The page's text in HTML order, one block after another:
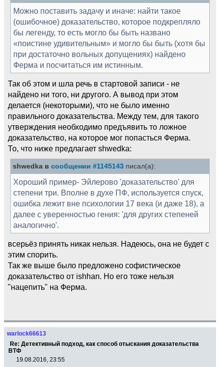
Можно поставить задачу и иначе: найти такое
(ошибочное) доказательство, которое подкрепляло
бы легенду, то есть могло бы быть названо
«поистине удивительным» и могло бы быть (хотя бы
при достаточно вольных допущениях) найдено
Ферма и посчитаться им истинным.
Так об этом и шла речь в стартовой записи - не
найдено ни того, ни другого. А вывод при этом
делается (некоторыми), что не было именно
правильного доказательства. Между тем, для такого
утверждения необходимо предъявить то ложное
доказательство, на которое мог попасться Ферма.
То, что ниже предлагает shwedka:
shwedka в сообщении #1145143 писал(а):
Хороший пример- Эйлерово 'доказательство' для
степени три. Вполне в духе ПФ, используется спуск,
ошибка лежит вне психологии 17 века (и даже 18), а
далее с уверенностью гения: 'для других степеней
аналогично'.
всерьёз принять никак нельзя. Надеюсь, она не будет с
этим спорить.
Так же выше было предложено софистическое
доказательство от ishhan. Но его тоже нельзя
"нацепить" на Ферма.
warlock66613
Re: Детективный подход, как способ отыскания доказательства
ВТФ
19.08.2016, 23:55